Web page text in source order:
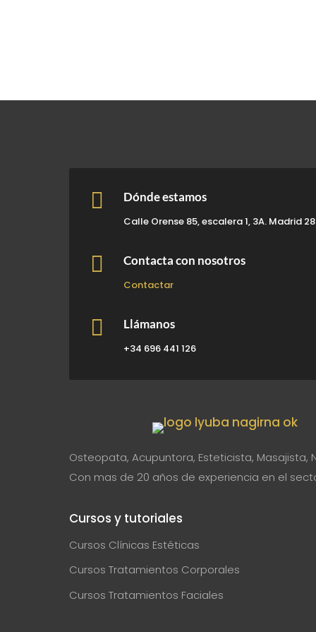
 Dónde estamos
Calle Orense 85, escalera 1, 3A. Madrid
 Contacta con nosotros
Contactar
 Llámanos
+34 696 441 126
Osteopata, Acupuntora, Esteticista, Masajista,
Con mas de 20 años de experiencia en el
Cursos y tutoriales
Cursos Clínicas Estéticas
Cursos Tratamientos Corporales
Cursos Tratamientos Faciales